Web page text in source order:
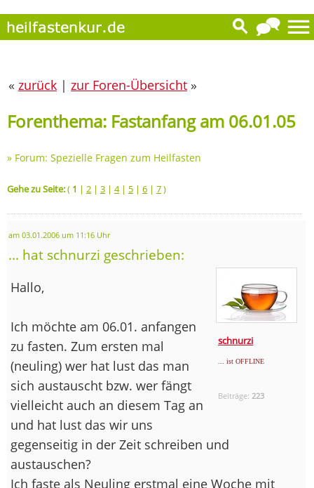
« zurück | zur Foren-Übersicht »
Forenthema: Fastanfang am 06.01.05
» Forum: Spezielle Fragen zum Heilfasten
Gehe zu Seite:( 1 | 2 | 3 | 4| 5 | 6 | 7)
am 03.01.2006 um 11:16 Uhr
... hat schnurzi geschrieben:
schnurzi
... ist OFFLINE
Beiträge: 223
Hallo,
Ich möchte am 06.01. anfangen
zu fasten. Zum ersten mal
(neuling) wer hat lust das man
sich austauscht bzw. wer fängt
vielleicht auch an diesem Tag an
und hat lust das wir uns
gegenseitig in der Zeit schreiben und
austauschen?
Ich faste als Neuling erstmal eine Woche mit